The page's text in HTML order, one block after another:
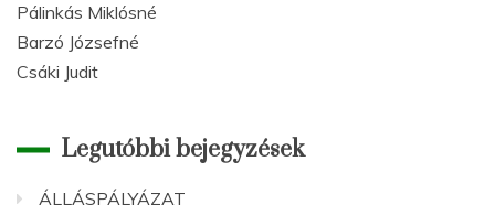
Pálinkás Miklósné
Barzó Józsefné
Csáki Judit
Legutóbbi bejegyzések
ÁLLÁSPÁLYÁZAT